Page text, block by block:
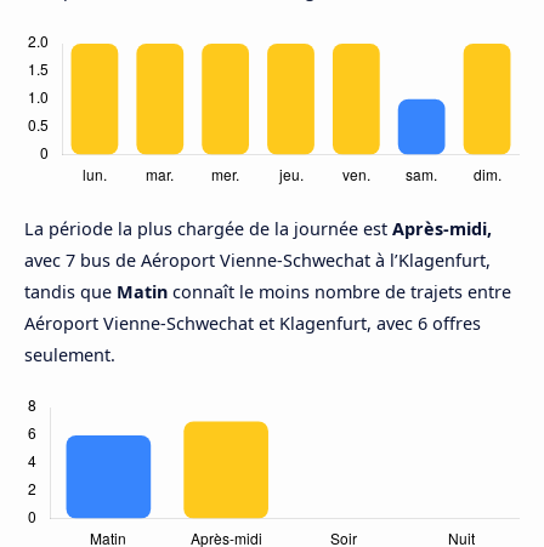
La période la plus chargée de la journée est Après-midi,
avec 7 bus de Aéroport Vienne-Schwechat à l’Klagenfurt,
tandis que Matin connaît le moins nombre de trajets entre
Aéroport Vienne-Schwechat et Klagenfurt, avec 6 offres
seulement.